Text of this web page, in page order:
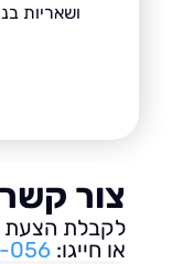
ושאריות בנייה
קשר
הצעת מחיר
חייגו:056